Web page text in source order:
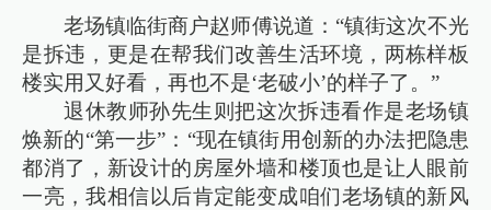
老场镇临街商户赵师傅说道：“镇街这次不光
是拆违，更是在帮我们改善生活环境，两栋样板
楼实用又好看，再也不是‘老破小’的样子了。”
退休教师孙先生则把这次拆违看作是老场镇
焕新的“第一步”：“现在镇街用创新的办法把隐患
都消了，新设计的房屋外墙和楼顶也是让人眼前
一亮，我相信以后肯定能变成咱们老场镇的新风